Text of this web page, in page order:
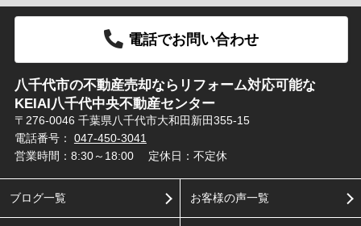
電話でお問い合わせ
八千代市の不動産売却ならリフォーム対応可能な
KEIAI八千代中央不動産センター
〒276-0046 千葉県八千代市大和田新田355-15
電話番号： 047-450-3041
営業時間：8:30～18:00
定休日：不定休
ブログ一覧 お客様の声一覧